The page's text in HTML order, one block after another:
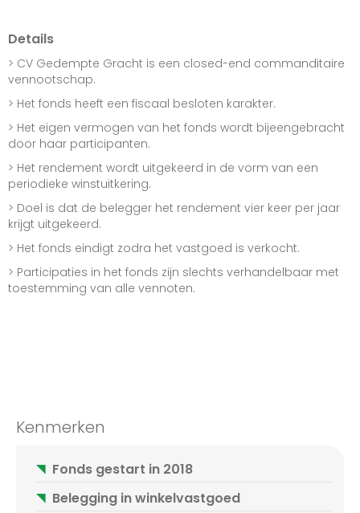
Details
> CV Gedempte Gracht is een closed-end commanditaire
vennootschap.
> Het fonds heeft een fiscaal besloten karakter.
> Het eigen vermogen van het fonds wordt bijeengebracht
door haar participanten.
> Het rendement wordt uitgekeerd in de vorm van een
periodieke winstuitkering.
> Doel is dat de belegger het rendement vier keer per jaar
krijgt uitgekeerd.
> Het fonds eindigt zodra het vastgoed is verkocht.
> Participaties in het fonds zijn slechts verhandelbaar met
toestemming van alle vennoten.
Kenmerken
Fonds gestart in 2018
Belegging in winkelvastgoed